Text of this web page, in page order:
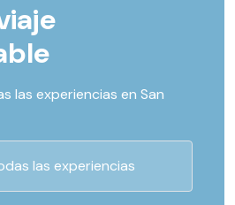
las experiencias en San
las experiencias